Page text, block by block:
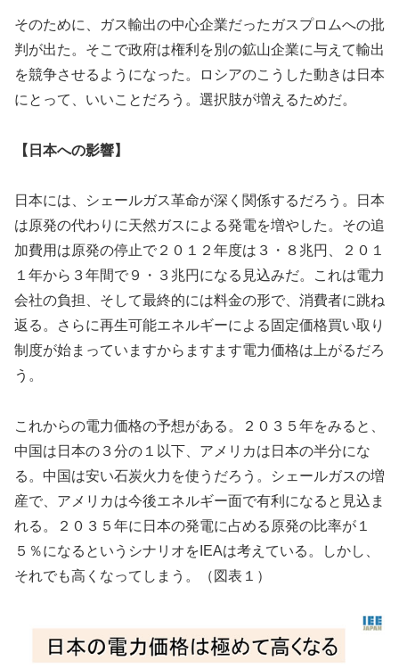
そのために、ガス輸出の中心企業だったガスプロムへの批
判が出た。そこで政府は権利を別の鉱山企業に与えて輸出
を競争させるようになった。ロシアのこうした動きは日本
にとって、いいことだろう。選択肢が増えるためだ。
【日本への影響】
日本には、シェールガス革命が深く関係するだろう。日本
は原発の代わりに天然ガスによる発電を増やした。その追
加費用は原発の停止で２０１２年度は３・８兆円、２０１
１年から３年間で９・３兆円になる見込みだ。これは電力
会社の負担、そして最終的には料金の形で、消費者に跳ね
返る。さらに再生可能エネルギーによる固定価格買い取り
制度が始まっていますからますます電力価格は上がるだろ
う。
これからの電力価格の予想がある。２０３５年をみると、
中国は日本の３分の１以下、アメリカは日本の半分にな
る。中国は安い石炭火力を使うだろう。シェールガスの増
産で、アメリカは今後エネルギー面で有利になると見込ま
れる。２０３５年に日本の発電に占める原発の比率が１
５％になるというシナリオをIEAは考えている。しかし、
それでも高くなってしまう。（図表１）